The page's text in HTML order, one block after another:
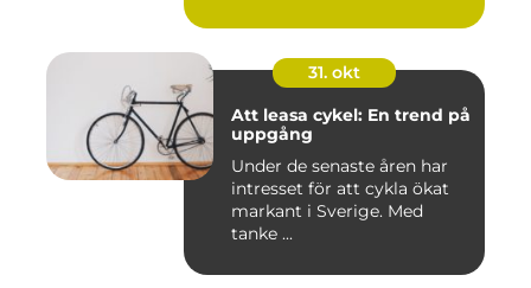
31. okt
Att leasa cykel: En trend på
uppgång
Under de senaste åren har
intresset för att cykla ökat
markant i Sverige. Med
tanke ...